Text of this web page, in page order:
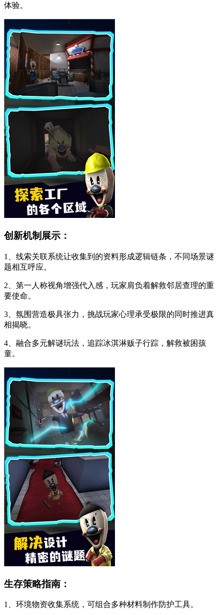
体验。
创新机制展示：
1、线索关联系统让收集到的资料形成逻辑链条，不同场景谜
题相互呼应。
2、第一人称视角增强代入感，玩家肩负着解救邻居查理的重
要使命。
3、氛围营造极具张力，挑战玩家心理承受极限的同时推进真
相揭晓。
4、融合多元解谜玩法，追踪冰淇淋贩子行踪，解救被困孩
童。
生存策略指南：
1、环境物资收集系统，可组合多种材料制作防护工具。